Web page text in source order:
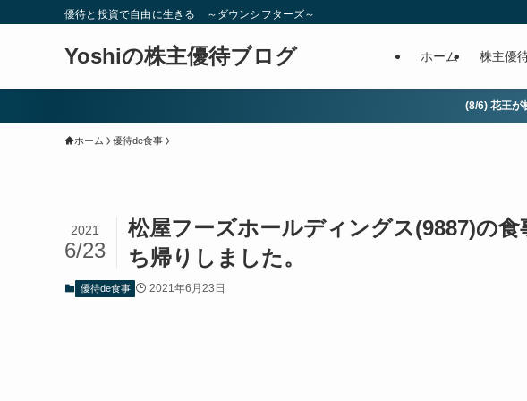
優待と投資で自由に生きる ～ダウンシフターズ～
Yoshiの株主優待ブログ ホーム 株主優
(8/6) 花王が
ホーム 優待de食事
松屋フーズホールディングス(9887)の
ち帰りしました。
2021
6/23
優待de食事 2021年6月23日